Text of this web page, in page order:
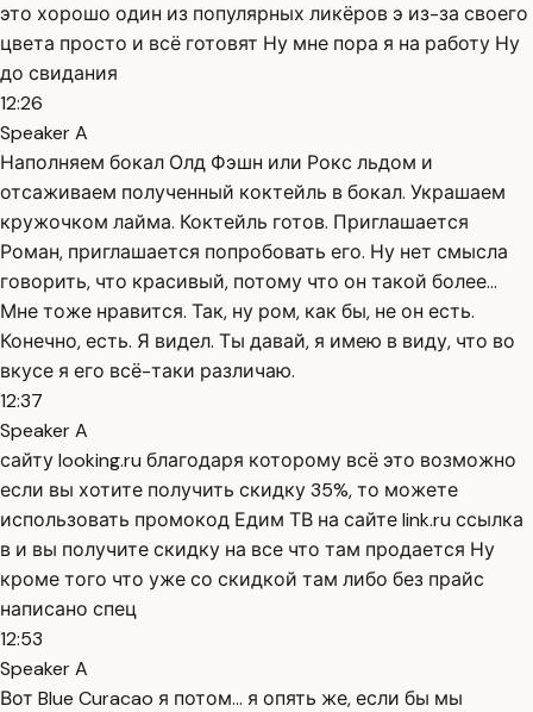
это хорошо один из популярных ликёров э из-за своего
цвета просто и всё готовят Ну мне пора я на работу Ну
до свидания
12:26
Speaker A
Наполняем бокал Олд Фэшн или Рокс льдом и
отсаживаем полученный коктейль в бокал. Украшаем
кружочком лайма. Коктейль готов. Приглашается
Роман, приглашается попробовать его. Ну нет смысла
говорить, что красивый, потому что он такой более...
Мне тоже нравится. Так, ну ром, как бы, не он есть.
Конечно, есть. Я видел. Ты давай, я имею в виду, что во
вкусе я его всё-таки различаю.
12:37
Speaker A
сайту looking.ru благодаря которому всё это возможно
если вы хотите получить скидку 35%, то можете
использовать промокод Едим ТВ на сайте link.ru ссылка
в и вы получите скидку на все что там продается Ну
кроме того что уже со скидкой там либо без прайс
написано спец
12:53
Speaker A
Вот Blue Curacao я потом... я опять же, если бы мы